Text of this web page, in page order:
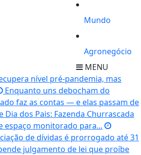
Mundo
Agronegócio
MENU
nível pré-pandemia, mas
Enquanto uns debocham do
faz as contas — e elas passam de
Dia dos Pais: Fazenda Churrascada
espaço monitorado para...
de dívidas é prorrogado até 31
julgamento de lei que proíbe